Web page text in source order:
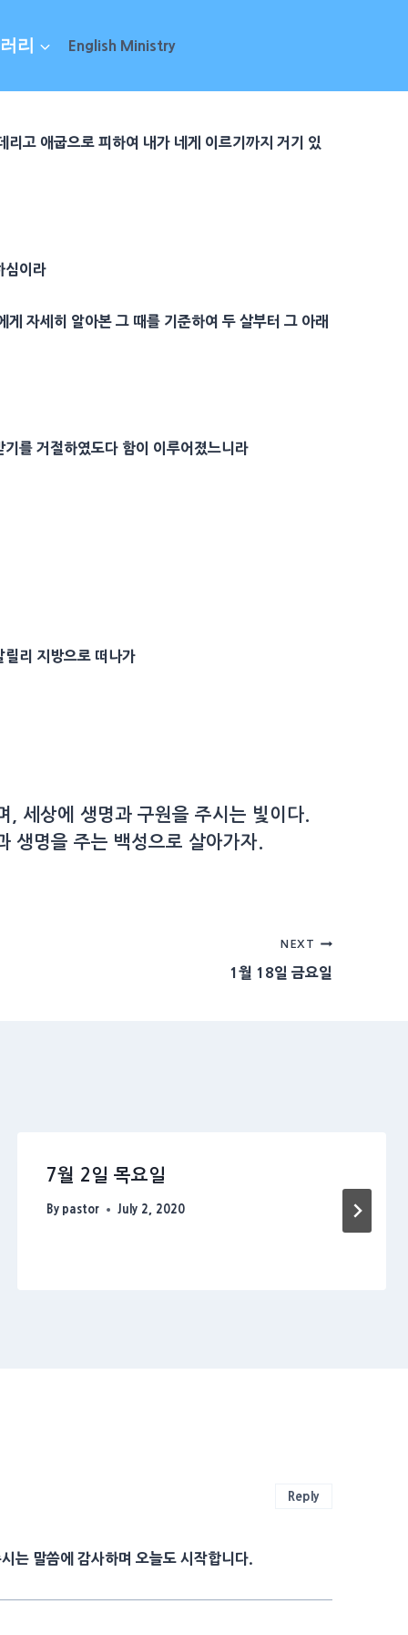
리 English Ministry
리고 애굽으로 피하여 내가 네게 이르기까지 거기 있
심이라
게 자세히 알아본 그 때를 기준하여 두 살부터 그 아래
기를 거절하였도다 함이 이루어졌느니라
릴리 지방으로 떠나가
, 세상에 생명과 구원을 주시는 빛이다.
생명을 주는 백성으로 살아가자.
NEXT
1월 18일 금요일
7월 2일 목요일
By pastor July 2, 2020
는 말씀에 감사하며 오늘도 시작합니다.
Reply